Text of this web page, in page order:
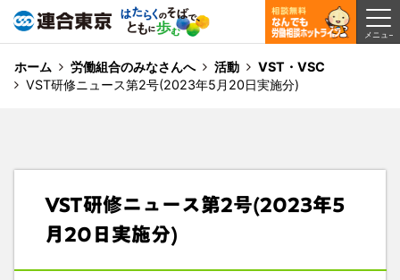
ホーム 労働組合のみなさんへ 活動
VST・VSC
VST研修ニュース第2号(2023年5月20日実施分)
VST研修ニュース第2号(2023年5
月20日実施分)